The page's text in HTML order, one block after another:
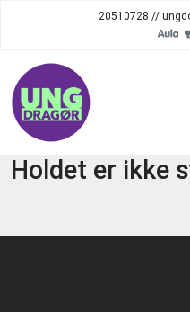
20510728 //
Holdet er ikke